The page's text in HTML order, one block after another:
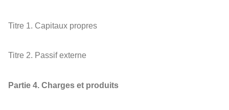
Titre 1. Capitaux propres
Titre 2. Passif externe
Partie 4. Charges et produits